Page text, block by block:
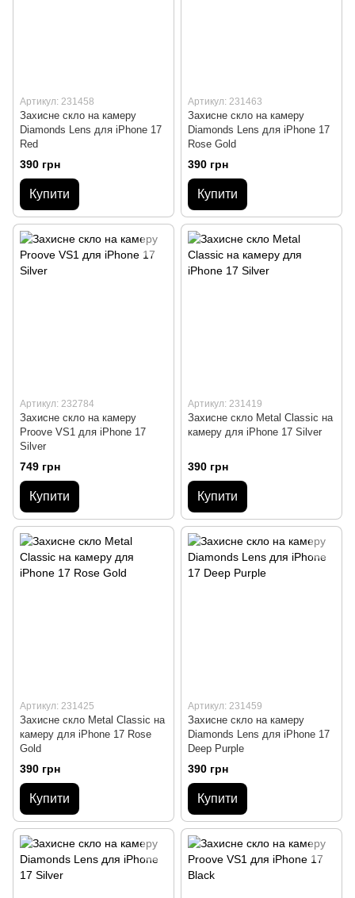
Артикул: 231458
Захисне скло на камеру
Diamonds Lens для iPhone 17
Red
390 грн
Купити
Артикул: 231463
Захисне скло на камеру
Diamonds Lens для iPhone 17
Rose Gold
390 грн
Купити
Артикул: 232784
Захисне скло на камеру
Proove VS1 для iPhone 17
Silver
749 грн
Купити
Артикул: 231419
Захисне скло Metal Classic на
камеру для iPhone 17 Silver
390 грн
Купити
Артикул: 231425
Захисне скло Metal Classic на
камеру для iPhone 17 Rose
Gold
390 грн
Купити
Артикул: 231459
Захисне скло на камеру
Diamonds Lens для iPhone 17
Deep Purple
390 грн
Купити